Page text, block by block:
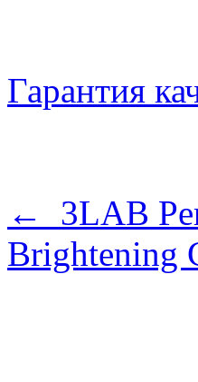
Гарантия
← 3LAB
Brightening